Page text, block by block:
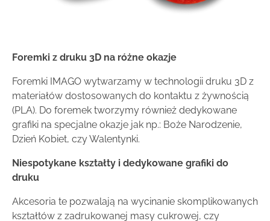
Foremki z druku 3D na różne okazje
Foremki IMAGO wytwarzamy w technologii druku 3D z
materiałów dostosowanych do kontaktu z żywnością
(PLA). Do foremek tworzymy również dedykowane
grafiki na specjalne okazje jak np.: Boże Narodzenie,
Dzień Kobiet, czy Walentynki.
Niespotykane kształty i dedykowane grafiki do
druku
Akcesoria te pozwalają na wycinanie skomplikowanych
kształtów z zadrukowanej masy cukrowej, czy